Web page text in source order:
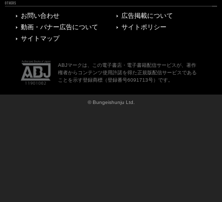
OTHERS
お問い合わせ
広告掲載について
動画・バナー広告について
サイトポリシー
サイトマップ
ABJマークは、この電子書店・電子書籍配信サービスが、著作
権者からコンテンツ使用許諾を得た正規版配信サービスである
ことを示す登録商標（登録番号6091713号）です。
© Bungeishunju Ltd.